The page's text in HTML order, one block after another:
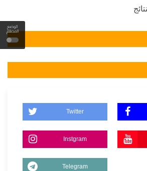
الوضع
المظلم
Twitter
Instgram
Telegram